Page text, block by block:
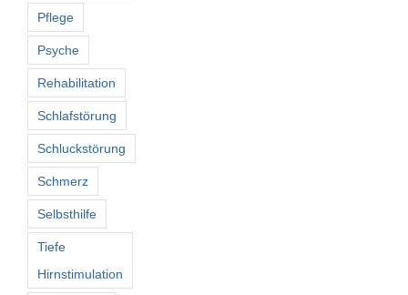
Pflege
Psyche
Rehabilitation
Schlafstörung
Schluckstörung
Schmerz
Selbsthilfe
Tiefe
Hirnstimulation